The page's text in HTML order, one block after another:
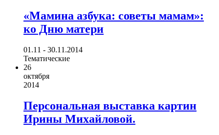
«Мамина азбука: советы мамам»:
ко Дню матери
01.11 - 30.11.2014
Тематические
26
октября
2014
Персональная выставка картин
Ирины Михайловой.